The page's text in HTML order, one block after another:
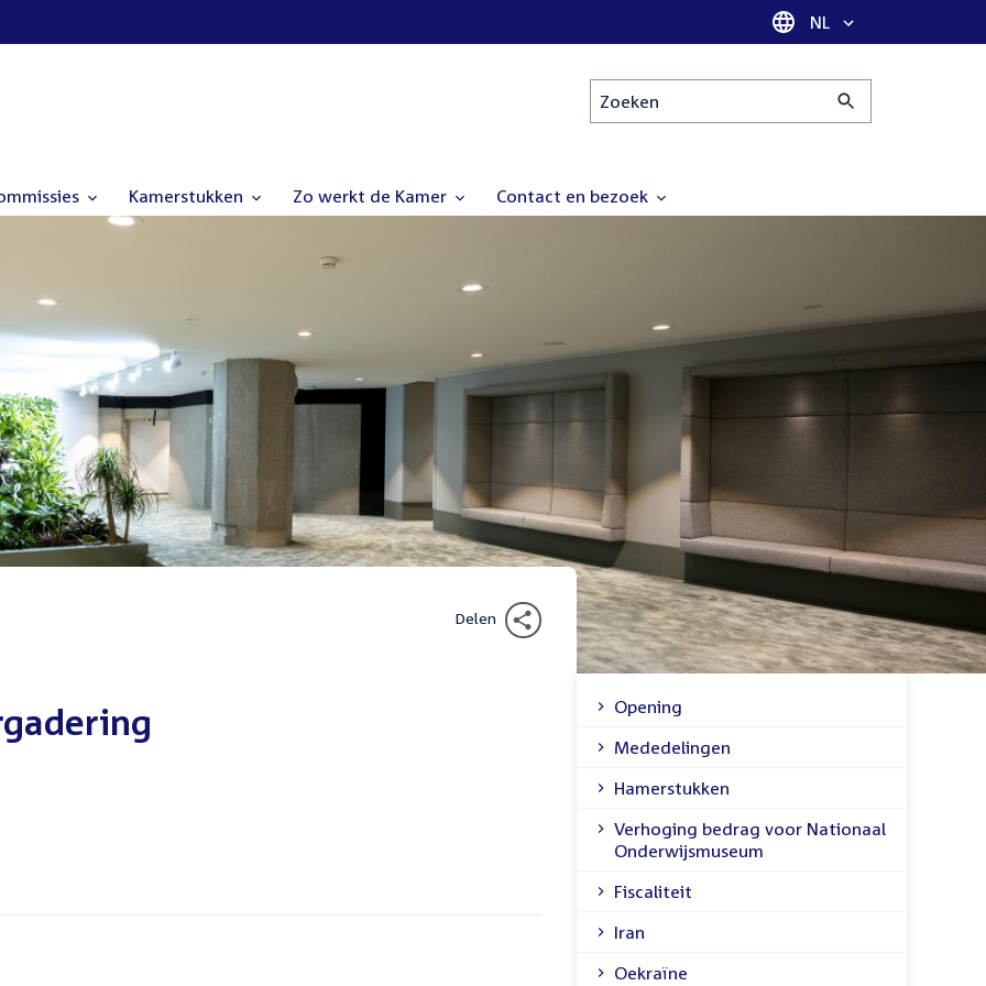
Taal selectie
NL
Zoeken
Kamerstukken Zo werkt de Kamer Contact en bezoek
Delen
Inhoudsopgave
Opening
Mededelingen
Hamerstukken
Verhoging bedrag voor Nationaal
Onderwijsmuseum
Fiscaliteit
Iran
Oekraïne